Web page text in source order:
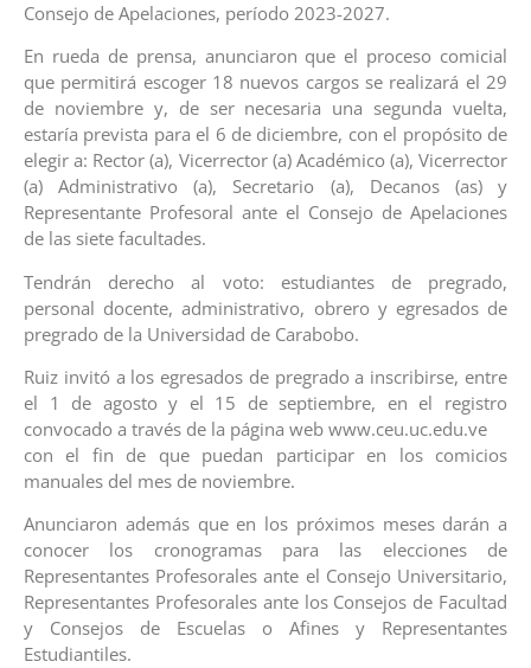
Consejo de Apelaciones, período 2023-2027.
En rueda de prensa, anunciaron que el proceso comicial
que permitirá escoger 18 nuevos cargos se realizará el 29
de noviembre y, de ser necesaria una segunda vuelta,
estaría prevista para el 6 de diciembre, con el propósito de
elegir a: Rector (a), Vicerrector (a) Académico (a), Vicerrector
(a) Administrativo (a), Secretario (a), Decanos (as) y
Representante Profesoral ante el Consejo de Apelaciones
de las siete facultades.
Tendrán derecho al voto: estudiantes de pregrado,
personal docente, administrativo, obrero y egresados de
pregrado de la Universidad de Carabobo.
Ruiz invitó a los egresados de pregrado a inscribirse, entre
el 1 de agosto y el 15 de septiembre, en el registro
convocado a través de la página web www.ceu.uc.edu.ve
con el fin de que puedan participar en los comicios
manuales del mes de noviembre.
Anunciaron además que en los próximos meses darán a
conocer los cronogramas para las elecciones de
Representantes Profesorales ante el Consejo Universitario,
Representantes Profesorales ante los Consejos de Facultad
y Consejos de Escuelas o Afines y Representantes
Estudiantiles.